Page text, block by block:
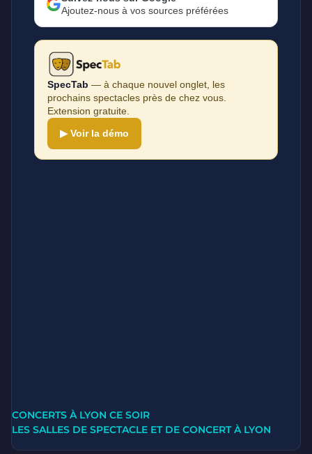
Ajoutez-nous à vos sources préférées
SpecTab — à chaque nouvel onglet, les
prochains spectacles près de chez vous.
Extension gratuite.
▶ Voir la démo
CONCERTS À LYON CE SOIR
LES SALLES DE SPECTACLE ET DE CONCERT À LYON